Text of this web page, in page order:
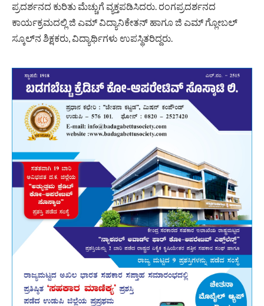
ಪ್ರದರ್ಶನದ ಕುರಿತು ಮೆಚ್ಚುಗೆ ವ್ಯಕ್ತಪಡಿಸಿದರು. ರಂಗಪ್ರದರ್ಶನದ
ಕಾರ್ಯಕ್ರಮದಲ್ಲಿ ಜಿ ಎಮ್ ವಿದ್ಯಾನಿಕೇತನ್ ಹಾಗೂ ಜಿ ಎಮ್ ಗ್ಲೋಬಲ್
ಸ್ಕೂಲ್‍ನ ಶಿಕ್ಷಕರು, ವಿದ್ಯಾರ್ಥಿಗಳು ಉಪಸ್ಥಿತರಿದ್ದರು.